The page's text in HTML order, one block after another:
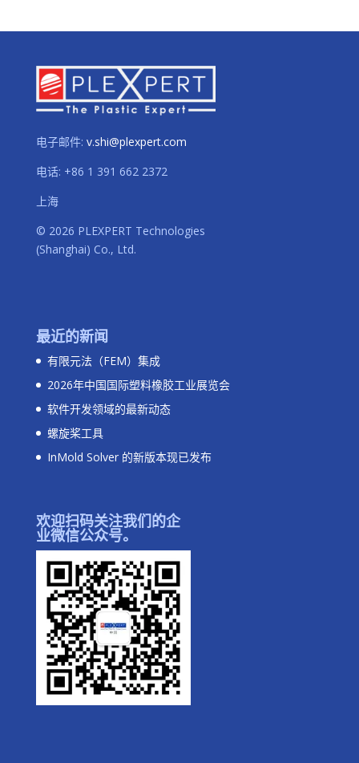
电子邮件: v.shi@plexpert.com
电话: +86 1 391 662 2372
上海
© 2026 PLEXPERT Technologies
(Shanghai) Co., Ltd.
最近的新闻
有限元法（FEM）集成
2026年中国国际塑料橡胶工业展览会
软件开发领域的最新动态
螺旋桨工具
InMold Solver 的新版本现已发布
欢迎扫码关注我们的企
业微信公众号。